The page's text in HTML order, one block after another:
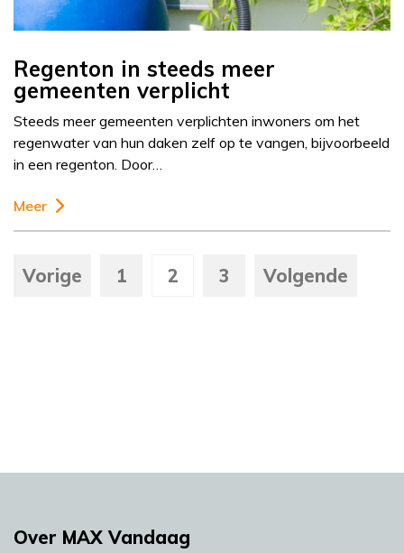
Regenton in steeds meer
gemeenten verplicht
Steeds meer gemeenten verplichten inwoners om het
regenwater van hun daken zelf op te vangen, bijvoorbeeld
in een regenton. Door…
Meer
Vorige 1 2 3 Volgende
Over MAX Vandaag